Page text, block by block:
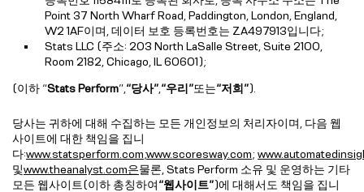
Point 37 North Wharf Road, Paddington, London, England,
W2 1AF이며, 데이터 보호 등록번호는 ZA497913입니다;
Stats LLC (주소: 203 North LaSalle Street, Suite 2100,
Room 2182, Chicago, IL 60601);
(이하 “Stats Perform”, “당사” “우리”또는“저희”).
당사는 귀하에 대해 수집하는 모든 개인정보의 처리자이며, 다음 웹
사이트에 대한 책임을 집니
다:www.statsperform.com;www.scoresway.com;
및www.theanalyst.com은물론, Stats Perform 소유 및 운영하는 기타
모든 웹사이트(이하 총칭하여“웹사이트”)에 대해서도 책임을 집니